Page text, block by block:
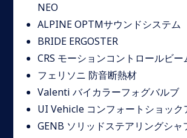
NEO
ALPINE OPTMサウンドシステム
BRIDE ERGOSTER
CRS モーションコントロールビー
フェリソニ 防音断熱材
Valenti バイカラーフォグバルブ
UI Vehicle コンフォートショック
GENB ソリッドステアリングシャ